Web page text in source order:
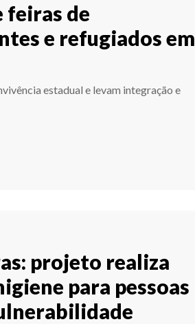
feiras de
e refugiados em
estadual e levam integração e
projeto realiza
para pessoas